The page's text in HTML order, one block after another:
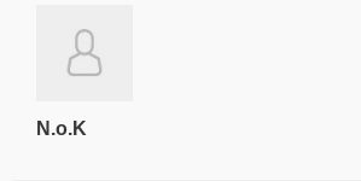
N.o.K